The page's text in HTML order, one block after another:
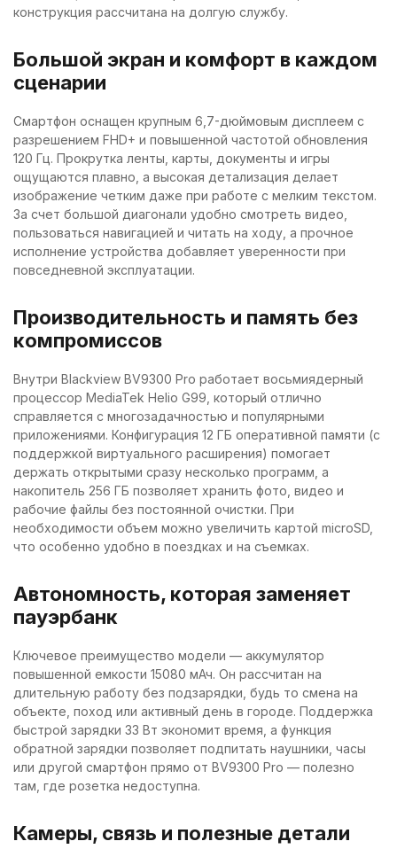
конструкция рассчитана на долгую службу.
Большой экран и комфорт в каждом
сценарии
Смартфон оснащен крупным 6,7-дюймовым дисплеем с
разрешением FHD+ и повышенной частотой обновления
120 Гц. Прокрутка ленты, карты, документы и игры
ощущаются плавно, а высокая детализация делает
изображение четким даже при работе с мелким текстом.
За счет большой диагонали удобно смотреть видео,
пользоваться навигацией и читать на ходу, а прочное
исполнение устройства добавляет уверенности при
повседневной эксплуатации.
Производительность и память без
компромиссов
Внутри Blackview BV9300 Pro работает восьмиядерный
процессор MediaTek Helio G99, который отлично
справляется с многозадачностью и популярными
приложениями. Конфигурация 12 ГБ оперативной памяти (с
поддержкой виртуального расширения) помогает
держать открытыми сразу несколько программ, а
накопитель 256 ГБ позволяет хранить фото, видео и
рабочие файлы без постоянной очистки. При
необходимости объем можно увеличить картой microSD,
что особенно удобно в поездках и на съемках.
Автономность, которая заменяет
пауэрбанк
Ключевое преимущество модели — аккумулятор
повышенной емкости 15080 мАч. Он рассчитан на
длительную работу без подзарядки, будь то смена на
объекте, поход или активный день в городе. Поддержка
быстрой зарядки 33 Вт экономит время, а функция
обратной зарядки позволяет подпитать наушники, часы
или другой смартфон прямо от BV9300 Pro — полезно
там, где розетка недоступна.
Камеры, связь и полезные детали